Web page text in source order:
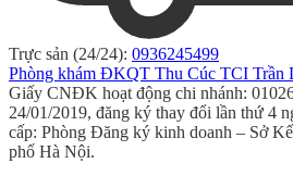
Trực sản (24/24): 0936245499
Phòng khám ĐKQT Thu Cúc TCI Trần
Giấy CNĐK hoạt động chi nhánh:
24/01/2019, đăng ký thay đổi lần thứ 4
cấp: Phòng Đăng ký kinh doanh – Sở
phố Hà Nội.